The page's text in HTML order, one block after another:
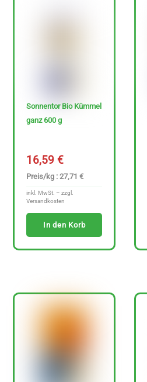
Sonnentor Bio Kümmel
ganz 600 g
16,59€
Preis/kg : 27,71 €
inkl. MwSt. – zzgl.
Versandkosten
In den Korb